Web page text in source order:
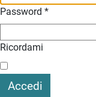
Password *
Ricordami
Accedi